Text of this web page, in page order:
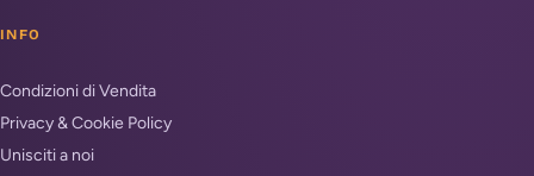
INFO
Condizioni di Vendita
Privacy & Cookie Policy
Unisciti a noi